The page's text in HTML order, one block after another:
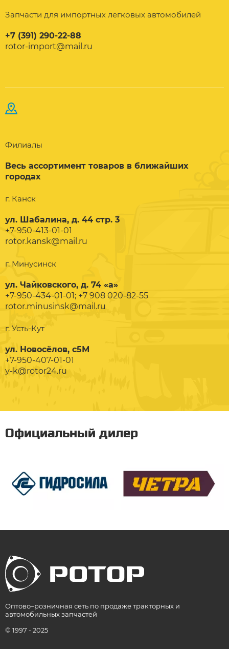
Запчасти для импортных легковых автомобилей
+7 (391) 290-22-88
rotor-import@mail.ru
Филиалы
Весь ассортимент товаров в ближайших
городах
г. Канск
ул. Шабалина, д. 44 стр. 3
+7-950-413-01-01
rotor.kansk@mail.ru
г. Минусинск
ул. Чайковского, д. 74 «а»
+7-950-434-01-01; +7 908 020-82-55
rotor.minusinsk@mail.ru
г. Усть-Кут
ул. Новосёлов, с5М
+7-950-407-01-01
y-k@rotor24.ru
Официальный дилер
Оптово–розничная сеть по продаже тракторных и
автомобильных запчастей
© 1997 - 2025